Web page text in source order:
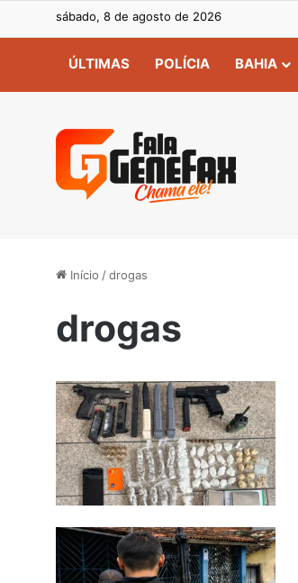
sábado, 8 de agosto de 2026
ÚLTIMAS POLÍCIA BAHIA
Início /drogas
drogas